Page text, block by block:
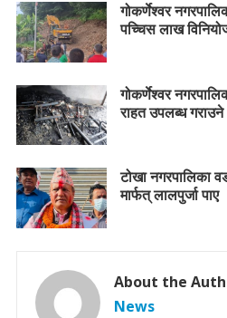
गोकर्णेश्वर
पच्चिस लाख
गोकर्णेश्वर
राहत उपलब्ध गराउने
टोखा नगरपालिका
मार्फत् लालपुर्जा पाए
About the
News